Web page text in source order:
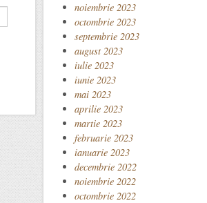
noiembrie 2023
octombrie 2023
septembrie 2023
august 2023
iulie 2023
iunie 2023
mai 2023
aprilie 2023
martie 2023
februarie 2023
ianuarie 2023
decembrie 2022
noiembrie 2022
octombrie 2022